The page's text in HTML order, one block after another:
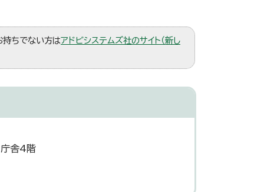
持ちでない方はアドビシステムズ社のサイト（新し
舎4階